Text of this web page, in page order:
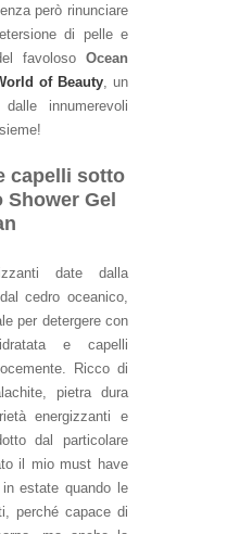
però rinunciare
di pelle e
favoloso Ocean
of Beauty , un
innumerevoli
capelli sotto
Shower Gel
date dalla
cedro oceanico,
per detergere con
e capelli
Ricco di
pietra dura
energizzanti e
dal particolare
il mio must have
estate quando le
perché capace di